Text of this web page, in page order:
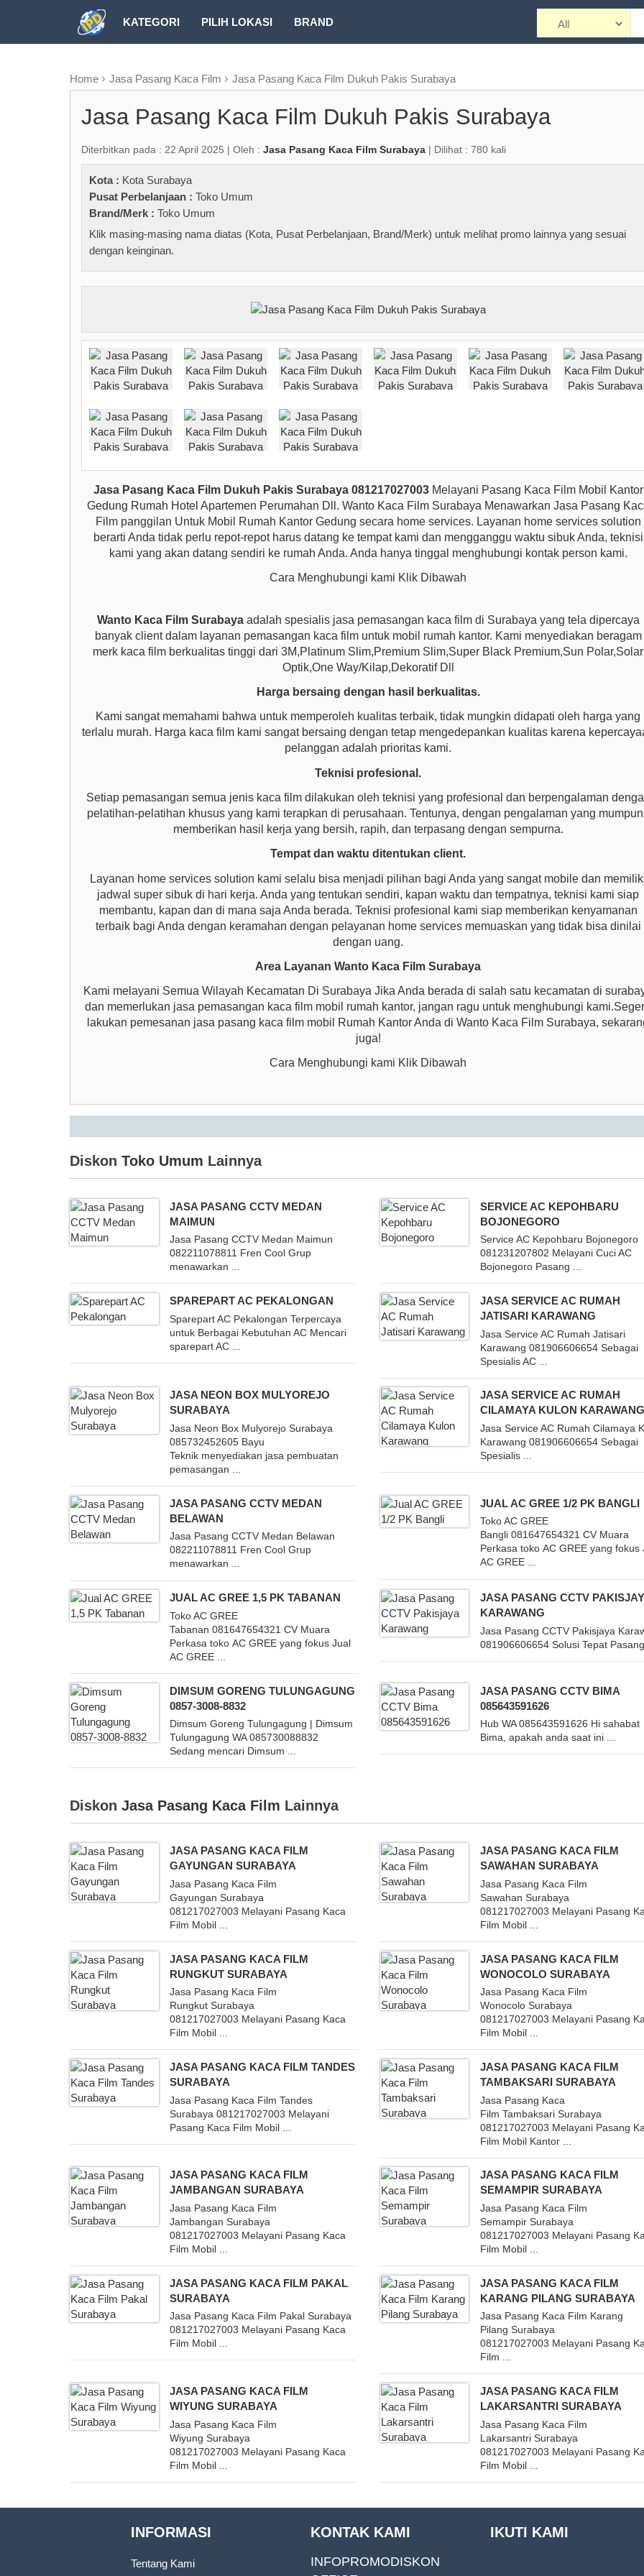
KATEGORI PILIH LOKASI BRAND
Home
Jasa Pasang Kaca Film Jasa Pasang Kaca Film Dukuh Pakis Surabaya
Jasa Pasang Kaca Film Dukuh Pakis Surabaya
Diterbitkan pada : 22 April 2025 | Oleh : Jasa Pasang Kaca Film Surabaya | Dilihat : 780 kali
Kota : Kota Surabaya
Pusat Perbelanjaan : Toko Umum
Brand/Merk : Toko Umum
Klik masing-masing nama diatas (Kota, Pusat Perbelanjaan, Brand/Merk) untuk melihat promo lainnya yang sesuai
dengan keinginan.
Jasa Pasang Kaca Film Dukuh Pakis Surabaya 081217027003Melayani Pasang Kaca Film Mobil Kantor
Gedung Rumah Hotel Apartemen Perumahan Dll. Wanto Kaca Film Surabaya Menawarkan Jasa Pasang
Film panggilan Untuk Mobil Rumah Kantor Gedung secara home services. Layanan home services solution
berarti Anda tidak perlu repot-repot harus datang ke tempat kami dan mengganggu waktu sibuk Anda, teknisi
kami yang akan datang sendiri ke rumah Anda. Anda hanya tinggal menghubungi kontak person kami.
Cara Menghubungi kami Klik Dibawah
Wanto Kaca Film Surabayaadalah spesialis jasa pemasangan kaca film di Surabaya yang tela dipercaya
banyak client dalam layanan pemasangan kaca film untuk mobil rumah kantor. Kami menyediakan beragam
merk kaca film berkualitas tinggi dari 3M,Platinum Slim,Premium Slim,Super Black Premium,Sun Polar,Solar
Optik,One Way/Kilap,Dekoratif Dll
Harga bersaing dengan hasil berkualitas.
Kami sangat memahami bahwa untuk memperoleh kualitas terbaik, tidak mungkin didapati oleh harga yang
terlalu murah. Harga kaca film kami sangat bersaing dengan tetap mengedepankan kualitas karena
pelanggan adalah prioritas kami.
Teknisi profesional.
Setiap pemasangan semua jenis kaca film dilakukan oleh teknisi yang profesional dan berpengalaman
pelatihan-pelatihan khusus yang kami terapkan di perusahaan. Tentunya, dengan pengalaman yang
memberikan hasil kerja yang bersih, rapih, dan terpasang dengan sempurna.
Tempat dan waktu ditentukan client.
Layanan home services solution kami selalu bisa menjadi pilihan bagi Anda yang sangat mobile dan
jadwal super sibuk di hari kerja. Anda yang tentukan sendiri, kapan waktu dan tempatnya, teknisi kami siap
membantu, kapan dan di mana saja Anda berada. Teknisi profesional kami siap memberikan kenyamanan
terbaik bagi Anda dengan keramahan dengan pelayanan home services memuaskan yang tidak bisa dinilai
dengan uang.
Area Layanan Wanto Kaca Film Surabaya
Kami melayani Semua Wilayah Kecamatan Di Surabaya Jika Anda berada di salah satu kecamatan di
dan memerlukan jasa pemasangan kaca film mobil rumah kantor, jangan ragu untuk menghubungi
lakukan pemesanan jasa pasang kaca film mobil Rumah Kantor Anda di Wanto Kaca Film Surabaya,
juga!
Cara Menghubungi kami Klik Dibawah
Diskon Toko Umum Lainnya
JASA PASANG CCTV MEDAN
MAIMUN
Jasa Pasang CCTV Medan Maimun
082211078811 Fren Cool Grup
menawarkan ...
SERVICE AC KEPOHBARU
BOJONEGORO
Service AC Kepohbaru Bojonegoro
081231207802 Melayani Cuci AC
Bojonegoro Pasang ...
SPAREPART AC PEKALONGAN
Sparepart AC Pekalongan Terpercaya
untuk Berbagai Kebutuhan AC Mencari
sparepart AC ...
JASA SERVICE AC RUMAH
JATISARI KARAWANG
Jasa Service AC Rumah Jatisari
Karawang 081906606654 Sebagai
Spesialis AC ...
JASA NEON BOX MULYOREJO
SURABAYA
Jasa Neon Box Mulyorejo Surabaya
085732452605 Bayu
Teknik menyediakan jasa pembuatan
pemasangan ...
JASA SERVICE AC RUMAH
CILAMAYA KULON KARAWANG
Jasa Service AC Rumah Cilamaya
Karawang 081906606654 Sebagai
Spesialis ...
JASA PASANG CCTV MEDAN
BELAWAN
Jasa Pasang CCTV Medan Belawan
082211078811 Fren Cool Grup
menawarkan ...
JUAL AC GREE 1/2 PK BANGLI
Toko AC GREE
Bangli 081647654321 CV Muara
Perkasa toko AC GREE yang fokus
AC GREE ...
JUAL AC GREE 1,5 PK TABANAN
Toko AC GREE
Tabanan 081647654321 CV Muara
Perkasa toko AC GREE yang fokus Jual
AC GREE ...
JASA PASANG CCTV
KARAWANG
Jasa Pasang CCTV Pakisjaya
081906606654 Solusi Tepat Pasang
DIMSUM GORENG TULUNGAGUNG
0857-3008-8832
Dimsum Goreng Tulungagung | Dimsum
Tulungagung WA 085730088832
Sedang mencari Dimsum ...
JASA PASANG CCTV BIMA
085643591626
Hub WA 085643591626 Hi sahabat
Bima, apakah anda saat ini ...
Diskon Jasa Pasang Kaca Film Lainnya
JASA PASANG KACA FILM
GAYUNGAN SURABAYA
Jasa Pasang Kaca Film
Gayungan Surabaya
081217027003 Melayani Pasang Kaca
Film Mobil ...
JASA PASANG KACA FILM
SAWAHAN SURABAYA
Jasa Pasang Kaca Film
Sawahan Surabaya
081217027003 Melayani Pasang
Film Mobil ...
JASA PASANG KACA FILM
RUNGKUT SURABAYA
Jasa Pasang Kaca Film
Rungkut Surabaya
081217027003 Melayani Pasang Kaca
Film Mobil ...
JASA PASANG KACA FILM
WONOCOLO SURABAYA
Jasa Pasang Kaca Film
Wonocolo Surabaya
081217027003 Melayani Pasang
Film Mobil ...
JASA PASANG KACA FILM TANDES
SURABAYA
Jasa Pasang Kaca Film Tandes
Surabaya 081217027003 Melayani
Pasang Kaca Film Mobil ...
JASA PASANG KACA FILM
TAMBAKSARI SURABAYA
Jasa Pasang Kaca
Film Tambaksari Surabaya
081217027003 Melayani Pasang
Film Mobil Kantor ...
JASA PASANG KACA FILM
JAMBANGAN SURABAYA
Jasa Pasang Kaca Film
Jambangan Surabaya
081217027003 Melayani Pasang Kaca
Film Mobil ...
JASA PASANG KACA FILM
SEMAMPIR SURABAYA
Jasa Pasang Kaca Film
Semampir Surabaya
081217027003 Melayani Pasang
Film Mobil ...
JASA PASANG KACA FILM PAKAL
SURABAYA
Jasa Pasang Kaca Film Pakal Surabaya
081217027003 Melayani Pasang Kaca
Film Mobil ...
JASA PASANG KACA FILM
KARANG PILANG SURABAYA
Jasa Pasang Kaca Film Karang
Pilang Surabaya
081217027003 Melayani Pasang
Film ...
JASA PASANG KACA FILM
WIYUNG SURABAYA
Jasa Pasang Kaca Film
Wiyung Surabaya
081217027003 Melayani Pasang Kaca
Film Mobil ...
JASA PASANG KACA FILM
LAKARSANTRI SURABAYA
Jasa Pasang Kaca Film
Lakarsantri Surabaya
081217027003 Melayani Pasang
Film Mobil ...
INFORMASI
Tentang Kami
KONTAK KAMI
INFOPROMODISKON
IKUTI KAMI